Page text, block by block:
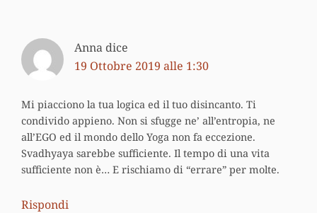
del
lettore
Anna dice
19 Ottobre 2019 alle 1:30
Mi piacciono la tua logica ed il tuo disincanto. Ti
condivido appieno. Non si sfugge ne’ all’entropia, ne
all’EGO ed il mondo dello Yoga non fa eccezione.
Svadhyaya sarebbe sufficiente. Il tempo di una vita
sufficiente non è… E rischiamo di “errare” per molte.
Rispondi